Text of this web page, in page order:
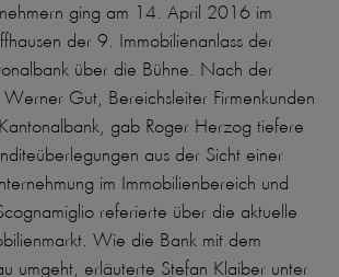
ging am 14. April 2016 im
der 9. Immobilienanlass der
über die Bühne. Nach der
Werner Gut, Bereichsleiter Firmenkunden
gab Roger Herzog tiefere
aus der Sicht einer
im Immobilienbereich und
referierte über die aktuelle
Wie die Bank mit dem
umgeht, erläuterte Stefan Klaiber unter